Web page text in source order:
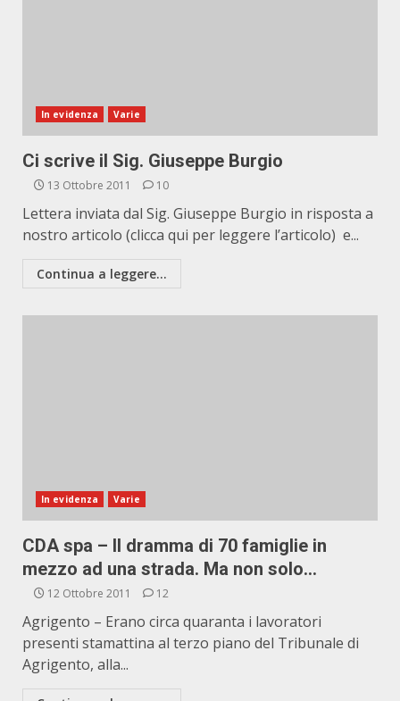
In evidenza Varie
Ci scrive il Sig. Giuseppe Burgio
13 Ottobre 2011 10
Lettera inviata dal Sig. Giuseppe Burgio in risposta a
nostro articolo (clicca qui per leggere l’articolo) e...
Continua a leggere...
In evidenza Varie
CDA spa – Il dramma di 70 famiglie in
mezzo ad una strada. Ma non solo…
12 Ottobre 2011 12
Agrigento – Erano circa quaranta i lavoratori
presenti stamattina al terzo piano del Tribunale di
Agrigento, alla...